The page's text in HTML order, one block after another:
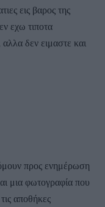
εις βαρος της
εχω τιποτα
δεν ειμαστε και
προς ενημέρωση
μια φωτογραφία που
αποθήκες